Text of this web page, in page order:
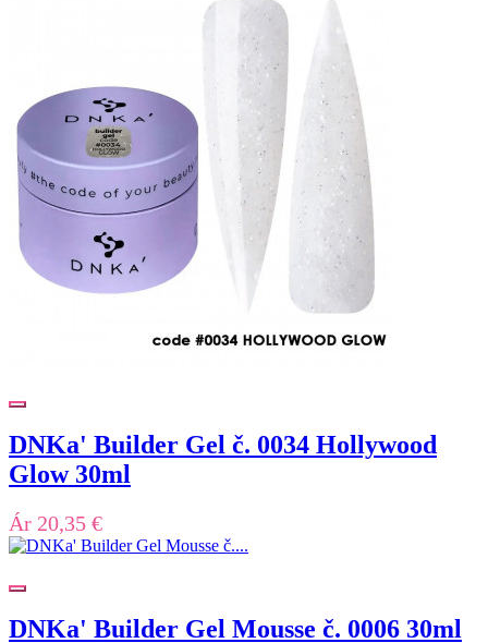
DNKa' Builder Gel č. 0034 Hollywood
Glow 30ml
Ár 20,35 €
DNKa' Builder Gel Mousse č. 0006 30ml